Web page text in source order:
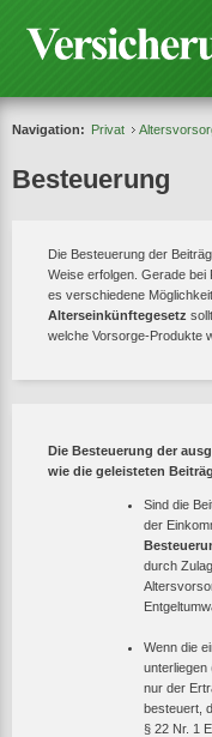
Navigation: Privat
Besteuerung
Die Besteuerung der
Weise erfolgen. Gerade bei
es verschiedene
Alterseinkünftegesetz
welche Vorsorge-Produkte
Die Besteuerung der
wie die geleisteten
Sind die
der
durch
Wenn die
unterliegen
nur der
besteuert,
§ 22 Nr. 1